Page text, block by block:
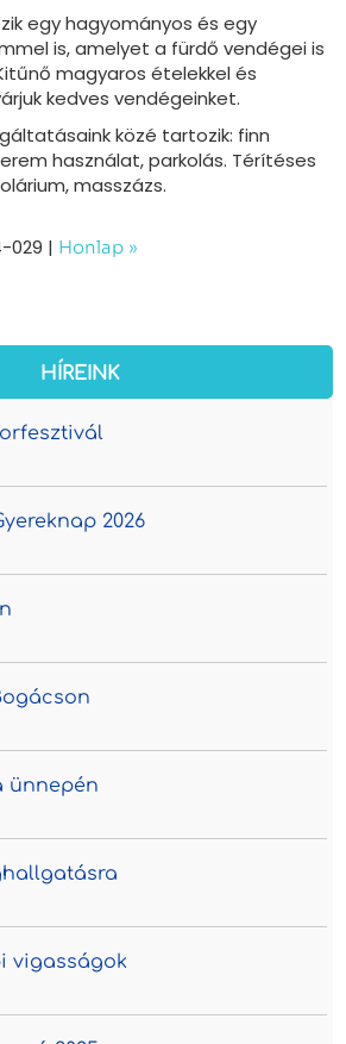
egy hagyományos és egy
is, amelyet a fürdő vendégei is
magyaros ételekkel és
kedves vendégeinket.
közé tartozik: finn
használat, parkolás. Térítéses
masszázs.
029 | Honlap »
HÍREINK
2026
ünnepén
vigasságok